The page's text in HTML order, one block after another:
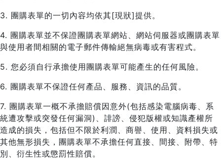
3. 團購表單的一切內容均依其[現狀]提供。
4. 團購表單並不保證團購表單網站、網站伺服器或團購表單
與使用者間相關的電子郵件傳輸絕無病毒或有害程式。
5. 您必須自行承擔使用團購表單可能產生的任何風險。
6. 團購表單不保證任何產品、服務、資訊的品質。
7. 團購表單一概不承擔賠償因意外(包括感染電腦病毒、系
統遭攻擊或突發任何漏洞)、誹謗、侵犯版權或知識產權所
造成的損失，包括但不限於利潤、商譽、使用、資料損失或
其他無形損失，團購表單不承擔任何直接、間接、附帶、特
別、衍生性或懲罰性賠償。